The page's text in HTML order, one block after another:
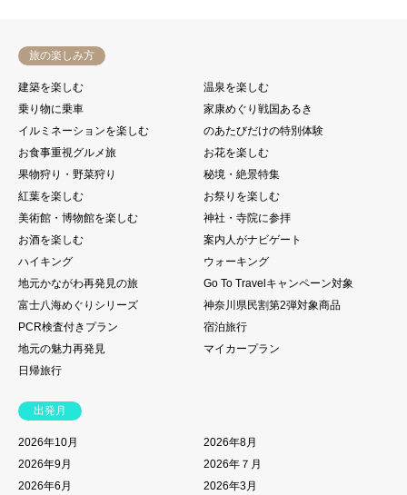
旅の楽しみ方
建築を楽しむ
温泉を楽しむ
乗り物に乗車
家康めぐり戦国あるき
イルミネーションを楽しむ
のあたびだけの特別体験
お食事重視グルメ旅
お花を楽しむ
果物狩り・野菜狩り
秘境・絶景特集
紅葉を楽しむ
お祭りを楽しむ
美術館・博物館を楽しむ
神社・寺院に参拝
お酒を楽しむ
案内人がナビゲート
ハイキング
ウォーキング
地元かながわ再発見の旅
Go To Travelキャンペーン対象
富士八海めぐりシリーズ
神奈川県民割第2弾対象商品
PCR検査付きプラン
宿泊旅行
地元の魅力再発見
マイカープラン
日帰旅行
出発月
2026年10月
2026年8月
2026年9月
2026年７月
2026年6月
2026年3月